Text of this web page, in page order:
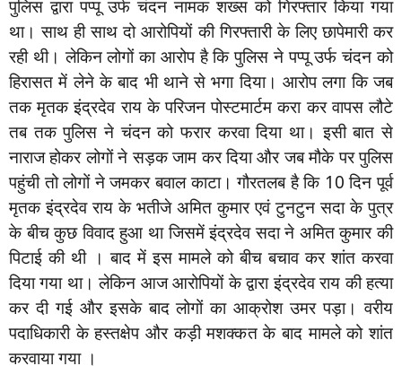
पुलिस द्वारा पप्पू उर्फ चंदन नामक शख्स को गिरफ्तार किया गया
था। साथ ही साथ दो आरोपियों की गिरफ्तारी के लिए छापेमारी कर
रही थी। लेकिन लोगों का आरोप है कि पुलिस ने पप्पू उर्फ चंदन को
हिरासत में लेने के बाद भी थाने से भगा दिया। आरोप लगा कि जब
तक मृतक इंद्रदेव राय के परिजन पोस्टमार्टम करा कर वापस लौटे
तब तक पुलिस ने चंदन को फरार करवा दिया था। इसी बात से
नाराज होकर लोगों ने सड़क जाम कर दिया और जब मौके पर पुलिस
पहुंची तो लोगों ने जमकर बवाल काटा। गौरतलब है कि 10 दिन पूर्व
मृतक इंद्रदेव राय के भतीजे अमित कुमार एवं टुनटुन सदा के पुत्र
के बीच कुछ विवाद हुआ था जिसमें इंद्रदेव सदा ने अमित कुमार की
पिटाई की थी । बाद में इस मामले को बीच बचाव कर शांत करवा
दिया गया था। लेकिन आज आरोपियों के द्वारा इंद्रदेव राय की हत्या
कर दी गई और इसके बाद लोगों का आक्रोश उमर पड़ा। वरीय
पदाधिकारी के हस्तक्षेप और कड़ी मशक्कत के बाद मामले को शांत
करवाया गया ।